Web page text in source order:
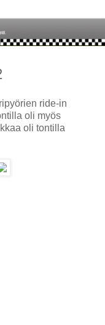
ride-in
oli myös
oli tontilla